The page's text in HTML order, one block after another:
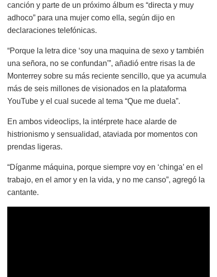
canción y parte de un próximo álbum es “directa y muy
adhoco” para una mujer como ella, según dijo en
declaraciones telefónicas.
“Porque la letra dice ‘soy una maquina de sexo y también
una señora, no se confundan'”, añadió entre risas la de
Monterrey sobre su más reciente sencillo, que ya acumula
más de seis millones de visionados en la plataforma
YouTube y el cual sucede al tema “Que me duela”.
En ambos videoclips, la intérprete hace alarde de
histrionismo y sensualidad, ataviada por momentos con
prendas ligeras.
“Díganme máquina, porque siempre voy en ‘chinga’ en el
trabajo, en el amor y en la vida, y no me canso”, agregó la
cantante.